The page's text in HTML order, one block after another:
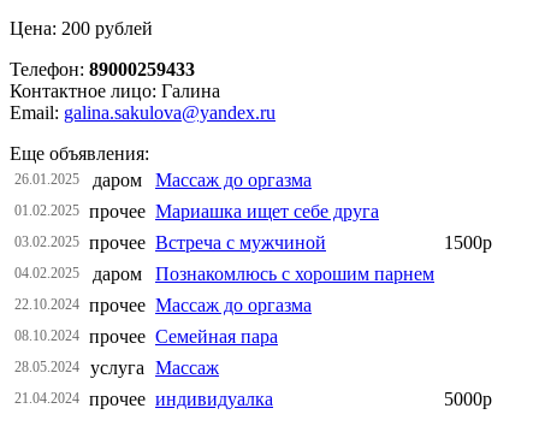
Цена: 200 рублей
Телефон: 89000259433
Контактное лицо: Галина
Email: galina.sakulova@yandex.ru
Еще объявления:
26.01.2025 даром Массаж до оргазма
01.02.2025 прочее Мариашка ищет себе друга
03.02.2025 прочее Встреча с мужчиной 1500р
04.02.2025 даром Познакомлюсь с хорошим парнем
22.10.2024 прочее Массаж до оргазма
08.10.2024 прочее Семейная пара
28.05.2024 услуга Массаж
21.04.2024 прочее индивидуалка 5000р